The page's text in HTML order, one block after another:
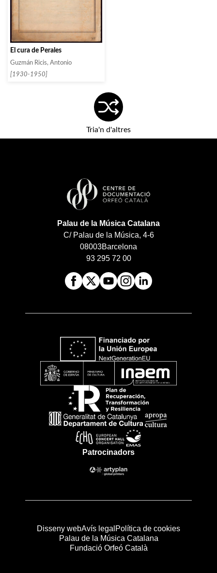
El cura de Perales
Guzmán Ricis, Antonio
[1930-1950]
Tria'n d'altres
Palau de la Música Catalana
C/ Palau de la Música, 4-6
08003Barcelona
93 295 72 00
Patrocinadors
Disseny webAvís legal Política de cookies
Palau de la Música Catalana
Fundació Orfeó Català